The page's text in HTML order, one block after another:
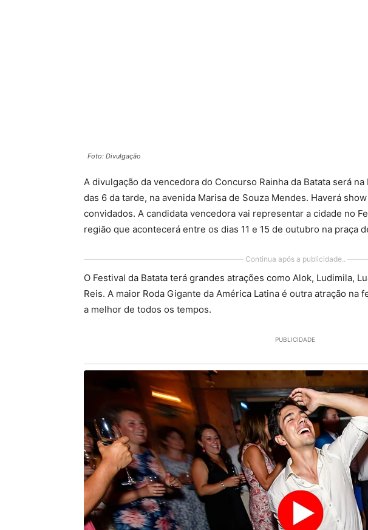
Foto: Divulgação
A divulgação da vencedora do Concurso Rainha da Batata será
das 6 da tarde, na avenida Marisa de Souza Mendes. Haverá
convidados. A candidata vencedora vai representar a cidade no
região que acontecerá entre os dias 11 e 15 de outubro na praça
Continua após a publicidade..
O Festival da Batata terá grandes atrações como Alok, Ludimila,
Reis. A maior Roda Gigante da América Latina é outra atração na
a melhor de todos os tempos.
PUBLICIDADE